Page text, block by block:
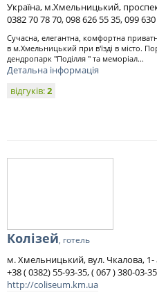
Україна, м.Хмельницький,
0382 70 78 70, 098 626 55 35, 099
Сучасна, елегантна, комфортна
в м.Хмельницький при в'їзді в місто.
дендропарк "Поділля " та меморіал...
Детальна інформація
відгуків:2
Колізей, готель
м. Хмельницький, вул. Чкалова, 1-
+38 ( 0382) 55-93-35, ( 067 ) 380-03-35
http://coliseum.km.ua